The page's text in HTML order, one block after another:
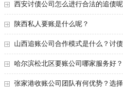
西安讨债公司怎么进行合法的追债呢
陕西私人要账是什么呢？
山西追账公司合作模式是什么？讨
式探析
哈尔滨松北区要账公司哪家服务好
收先看这2个细节
张家港收账公司团队有何优势？选